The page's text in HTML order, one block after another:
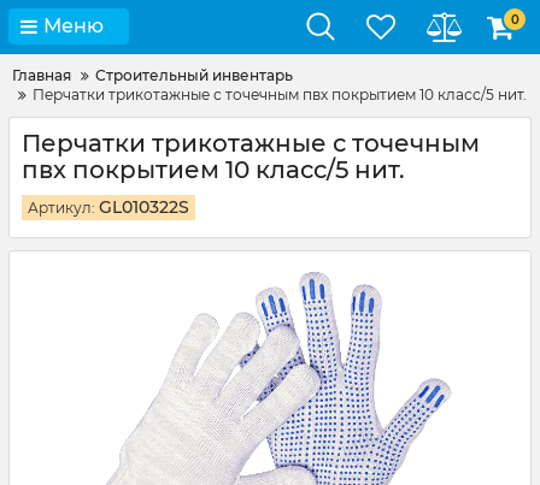
Меню 0
Главная
Строительный инвентарь
Перчатки трикотажные с точечным пвх покрытием 10 класс/5 нит.
Перчатки трикотажные с точечным
пвх покрытием 10 класс/5 нит.
Артикул: GL010322S